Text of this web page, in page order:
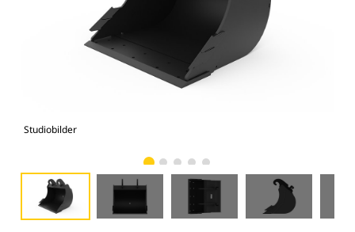
Studiobilder